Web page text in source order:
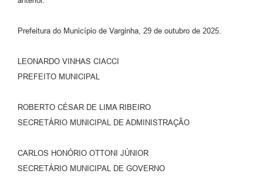
Prefeitura do Município de Varginha, 29 de outubro de 2025.
LEONARDO VINHAS CIACCI
PREFEITO MUNICIPAL
ROBERTO CÉSAR DE LIMA RIBEIRO
SECRETÁRIO MUNICIPAL DE ADMINISTRAÇÃO
CARLOS HONÓRIO OTTONI JÚNIOR
SECRETÁRIO MUNICIPAL DE GOVERNO